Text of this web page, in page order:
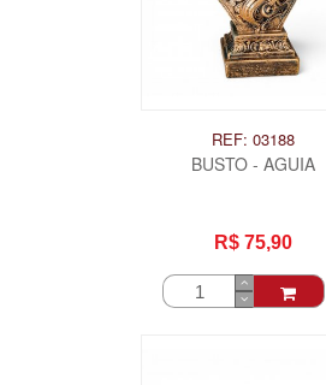
REF: 03188
BUSTO - AGUIA
R$ 75,90